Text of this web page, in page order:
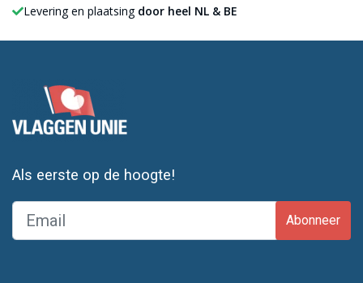
Levering en plaatsing door heel NL & BE
Als eerste op de hoogte!
Abonneer